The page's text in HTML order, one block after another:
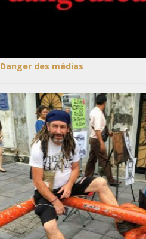
Danger des médias